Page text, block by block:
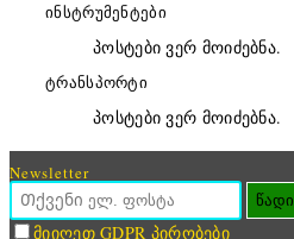
ინსტრუმენტები
პოსტები ვერ მოიძებნა.
ტრანსპორტი
პოსტები ვერ მოიძებნა.
Newsletter
წადი
მიიღეთ GDPR პირობები